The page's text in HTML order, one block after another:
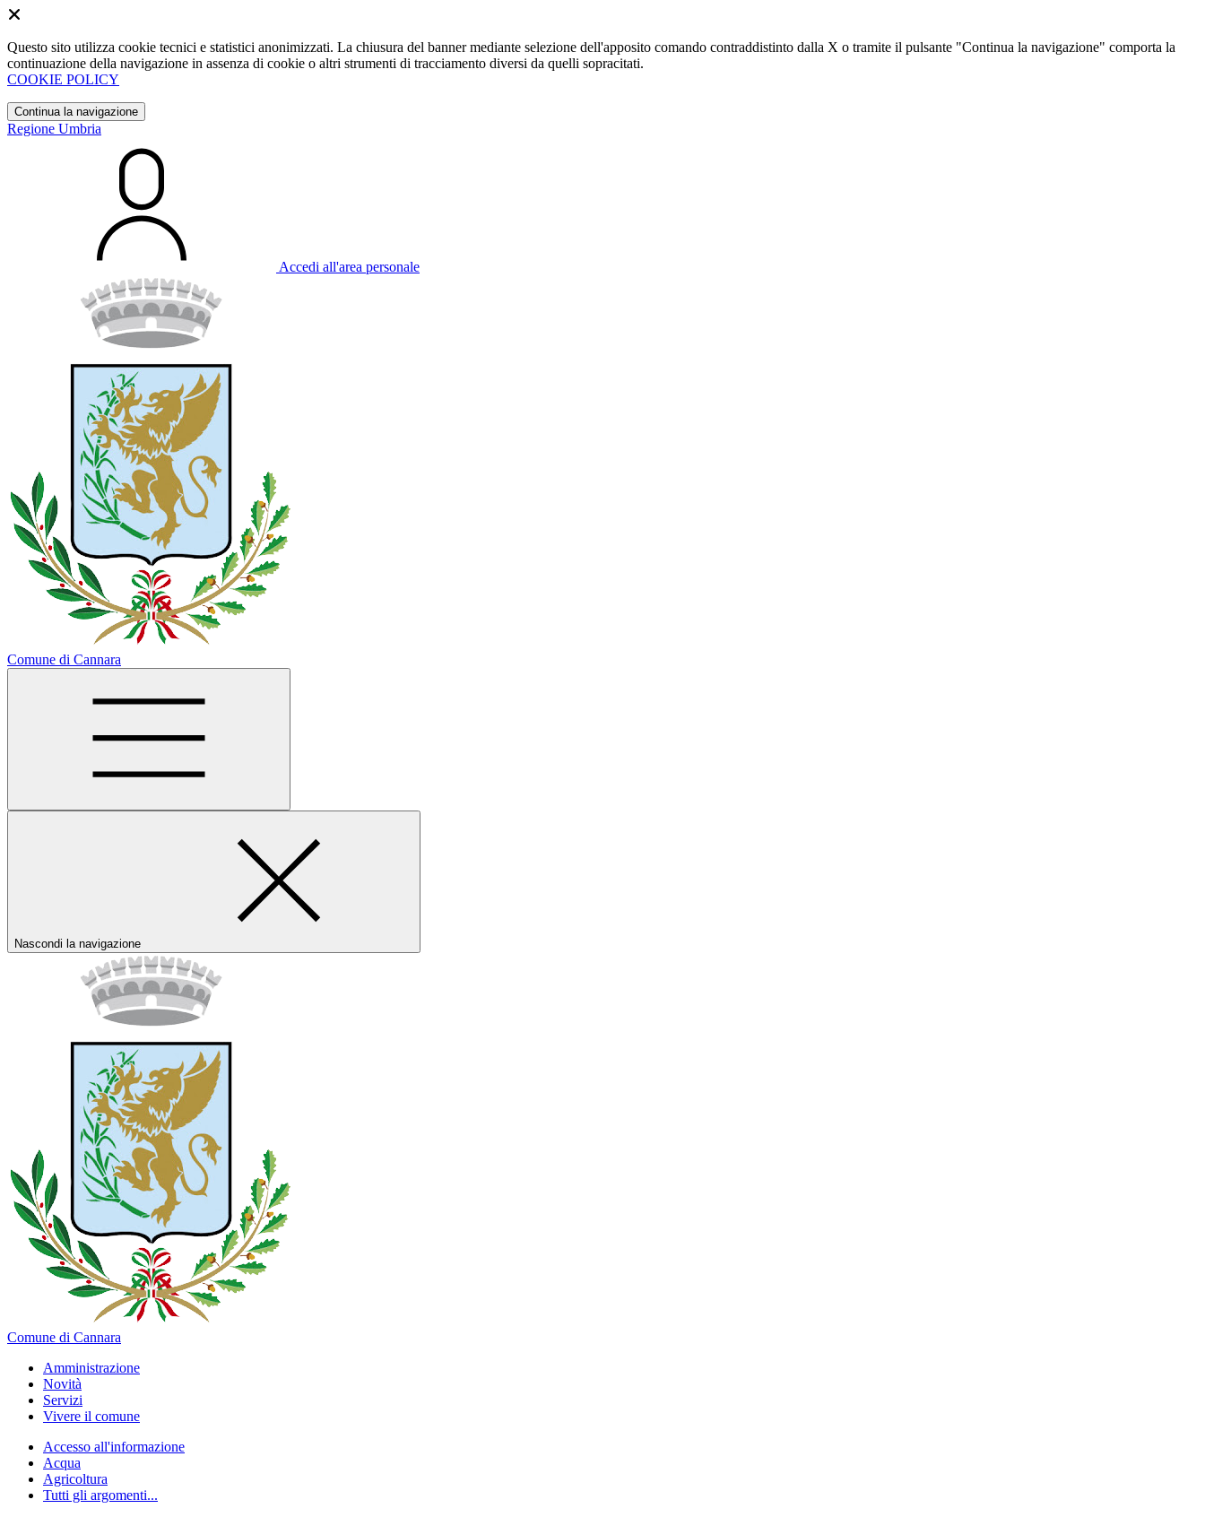
Questo sito utilizza cookie tecnici e statistici anonimizzati. La chiusura del banner mediante selezione dell'apposito comando contraddistinto dalla X o tramite il pulsante "Continua la navigazione" comporta la
continuazione della navigazione in assenza di cookie o altri strumenti di tracciamento diversi da quelli sopracitati.
COOKIE POLICY
Continua la navigazione
Regione Umbria
Accedi all'area personale
Comune di Cannara
Nascondi la navigazione
Comune di Cannara
Amministrazione
Novità
Servizi
Vivere il comune
Accesso all'informazione
Acqua
Agricoltura
Tutti gli argomenti...